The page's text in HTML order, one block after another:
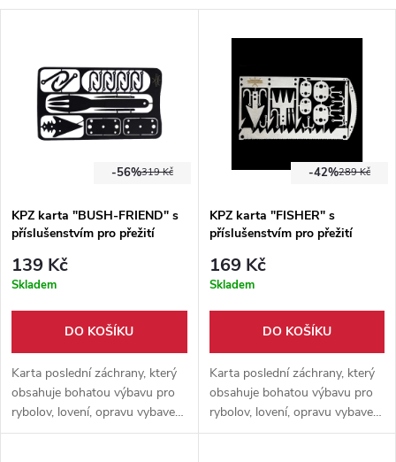
319 Kč
-56%
KPZ karta "BUSH-FRIEND" s
příslušenstvím pro přežití
139 Kč
Skladem
DO KOŠÍKU
Karta poslední záchrany, který
obsahuje bohatou výbavu pro
rybolov, lovení, opravu vybavení
a další. Vhodné i do peněženky.
289 Kč
-42%
KPZ karta "FISHER" s
příslušenstvím pro přežití
169 Kč
Skladem
DO KOŠÍKU
Karta poslední záchrany, který
obsahuje bohatou výbavu pro
rybolov, lovení, opravu vybavení
a další. Vhodné i do peněženky.